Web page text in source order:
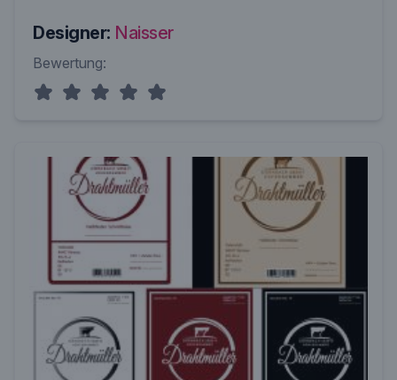
Designer: Naisser
Bewertung: